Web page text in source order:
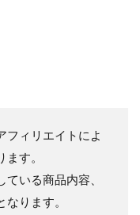
ィリエイトによ
す。
いる商品内容、
ります。